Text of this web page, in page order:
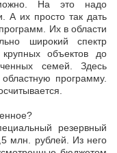
На это надо
А их просто так дать
Их в области
широкий спектр
объектов до
семей. Здесь
программу.
резервный
млн. рублей. Из него